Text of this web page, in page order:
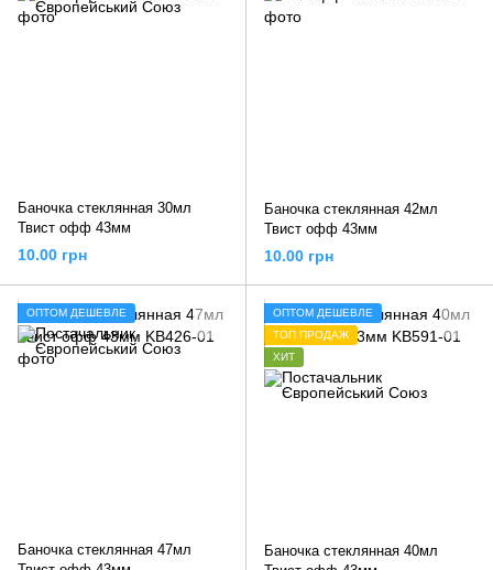
Баночка стеклянная 30мл
Твист офф 43мм
10.00 грн
Баночка стеклянная 42мл
Твист офф 43мм
10.00 грн
ОПТОМ ДЕШЕВЛЕ
Баночка стеклянная 47мл
ОПТОМ ДЕШЕВЛЕ
ТОП ПРОДАЖ
ХИТ
Баночка стеклянная 40мл